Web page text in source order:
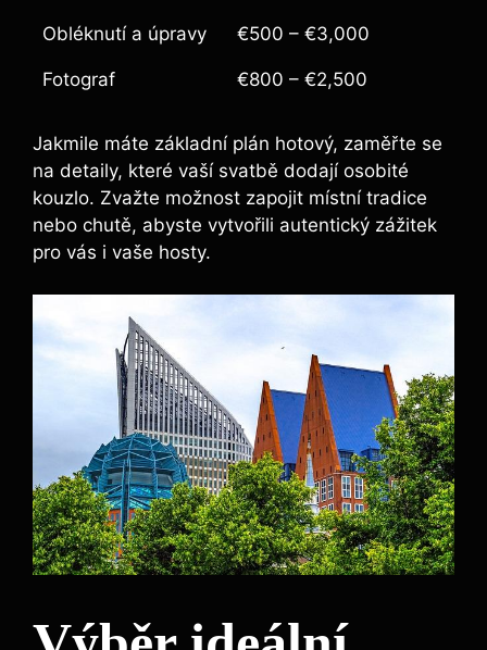
Obléknutí a úpravy €500 – €3,000
Fotograf €800 – €2,500
Jakmile máte základní plán hotový, zaměřte se
na detaily, které vaší svatbě dodají osobité
kouzlo. Zvažte možnost zapojit místní tradice
nebo chutě, abyste vytvořili autentický zážitek
pro vás i vaše hosty.